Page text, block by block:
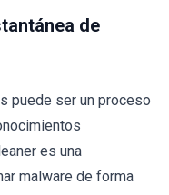
de
puede ser un proceso
es una
malware de forma